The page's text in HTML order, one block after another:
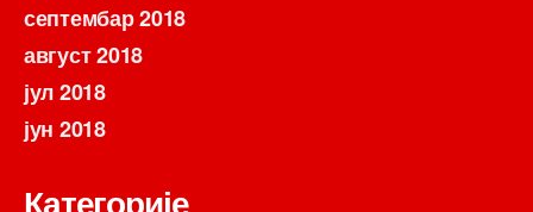
септембар 2018
август 2018
јул 2018
јун 2018
Категорије